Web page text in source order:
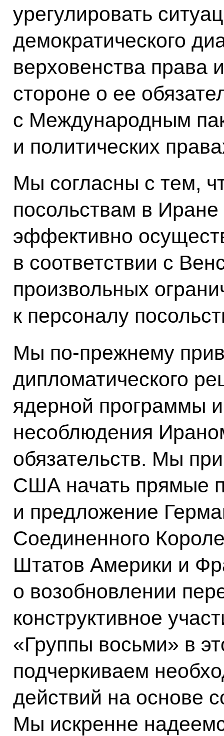
урегулировать
демократического
верховенства права
стороне о ее
с Международным
и политических
Мы согласны с тем,
посольствам в
эффективно
в соответствии с
произвольных
к персоналу
Мы по‑прежнему
дипломатического
ядерной программы
несоблюдения
обязательств. Мы
США начать прямые
и предложение
Соединенного
Штатов Америки и
о возобновлении
конструктивное
«Группы восьми» в
подчеркиваем
действий на основе
Мы искренне